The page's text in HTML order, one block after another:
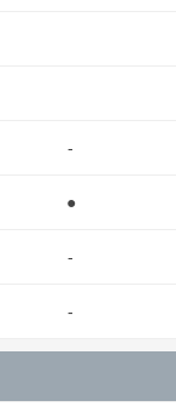
-
●
-
-